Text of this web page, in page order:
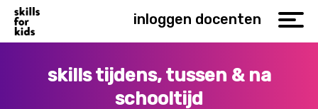
inloggen docenten
skills tijdens, tussen & na
schooltijd